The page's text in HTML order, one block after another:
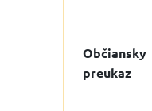
Občiansky
preukaz